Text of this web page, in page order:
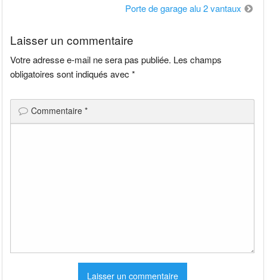
Porte de garage alu 2 vantaux
Laisser un commentaire
Votre adresse e-mail ne sera pas publiée. Les champs
obligatoires sont indiqués avec*
Commentaire*